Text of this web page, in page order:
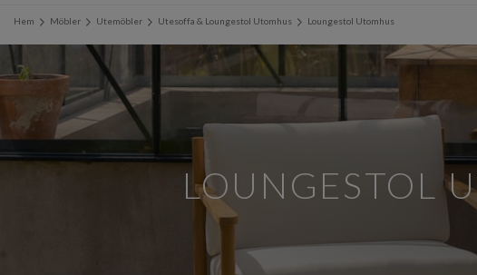
Hem Möbler Utemöbler Utesoffa & Loungestol Utomhus Loungestol Utomhus
LOUNGESTOL